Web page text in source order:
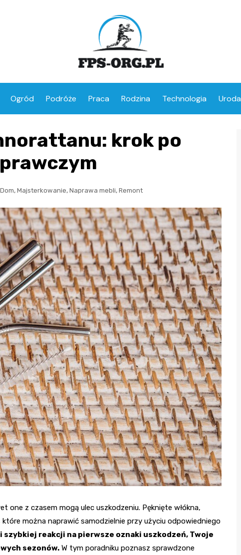
Ogród Podróże Praca Rodzina Technologia Uroda
krok po
Dom, Majsterkowanie, Naprawa mebli, Remont
one z czasem mogą ulec uszkodzeniu. Pęknięte włókna,
można naprawić samodzielnie przy użyciu odpowiedniego
szybkiej reakcji na pierwsze oznaki uszkodzeń, Twoje
sezonów. W tym poradniku poznasz sprawdzone